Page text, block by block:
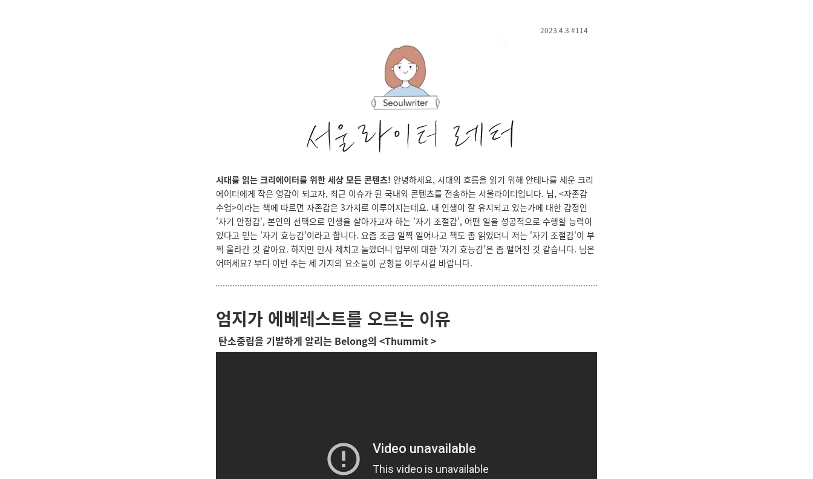
2023.4.3 #114
시대를 읽는 크리에이터를 위한 세상 모든 콘텐츠! 안녕하세요, 시대의 흐름을 읽기 위해 안테나를 세운 크리
에이터에게 작은 영감이 되고자, 최근 이슈가 된 국내외 콘텐츠를 전송하는 서울라이터입니다. 님, <자존감
수업>이라는 책에 따르면 자존감은 3가지로 이루어지는데요. 내 인생이 잘 유지되고 있는가에 대한 감정인
'자기 안정감', 본인의 선택으로 인생을 살아가고자 하는 '자기 조절감', 어떤 일을 성공적으로 수행할 능력이
있다고 믿는 '자기 효능감'이라고 합니다. 요즘 조금 일찍 일어나고 책도 좀 읽었더니 저는 '자기 조절감'이 부
쩍 올라간 것 같아요. 하지만 만사 제치고 놀았더니 업무에 대한 '자기 효능감'은 좀 떨어진 것 같습니다. 님은
어떠세요? 부디 이번 주는 세 가지의 요소들이 균형을 이루시길 바랍니다.
엄지가 에베레스트를 오르는 이유
탄소중립을 기발하게 알리는 Belong의 <Thummit>